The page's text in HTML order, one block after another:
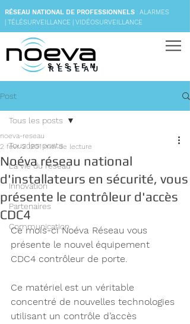
RÉSEAU NATIONAL DE PROFESSIONNELS : ALARMES
| TÉLÉSURVEILLANCE | VIDÉOSURVEILLANCE
RESEAU
Post
Tous les posts
La vie du réseau
Innovation
Partenaires
Communication
Tous les posts
Noéva réseau national
d'installateurs en sécurité, vous
présente le contrôleur d'accès
CDC4
noeva-reseau
2 févr. 20201 min de lecture
Ce mois-ci Noéva Réseau vous
présente le nouvel équipement
CDC4 contrôleur de porte.
Ce matériel est un véritable
concentré de nouvelles technologies
utilisant un contrôle d’accès